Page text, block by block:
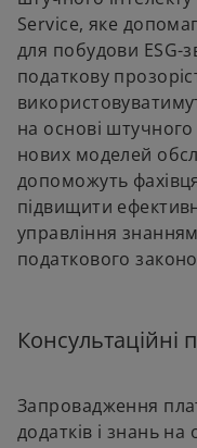
Service, яке
для побудови ESG-
податкову
на основі штучного
нових моделей
допоможуть
підвищити
управління
податкового
Консультаційні
Запровадження
додатків і знань на